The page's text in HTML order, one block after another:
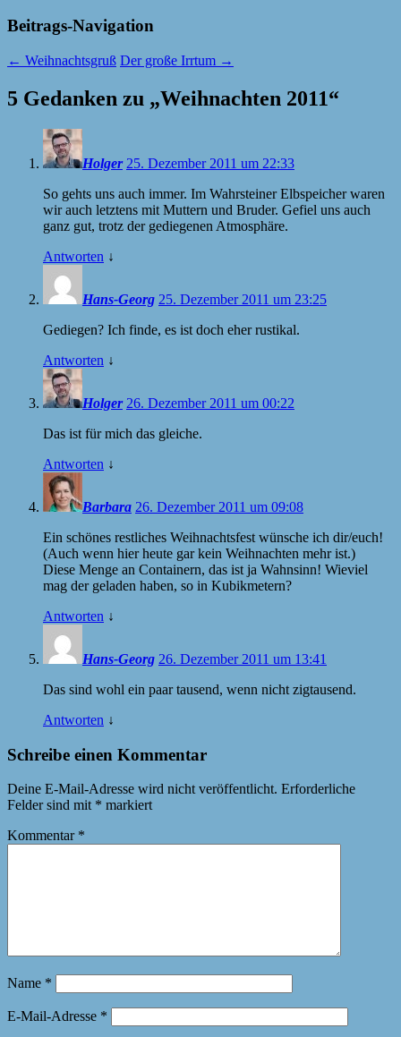
Beitrags-Navigation
← Weihnachtsgruß Der große Irrtum →
5 Gedanken zu „Weihnachten 2011“
Holger 25. Dezember 2011 um 22:33
So gehts uns auch immer. Im Wahrsteiner Elbspeicher waren
wir auch letztens mit Muttern und Bruder. Gefiel uns auch
ganz gut, trotz der gediegenen Atmosphäre.
Antworten ↓
Hans-Georg 25. Dezember 2011 um 23:25
Gediegen? Ich finde, es ist doch eher rustikal.
Antworten ↓
Holger 26. Dezember 2011 um 00:22
Das ist für mich das gleiche.
Antworten ↓
Barbara 26. Dezember 2011 um 09:08
Ein schönes restliches Weihnachtsfest wünsche ich dir/euch!
(Auch wenn hier heute gar kein Weihnachten mehr ist.)
Diese Menge an Containern, das ist ja Wahnsinn! Wieviel
mag der geladen haben, so in Kubikmetern?
Antworten ↓
Hans-Georg 26. Dezember 2011 um 13:41
Das sind wohl ein paar tausend, wenn nicht zigtausend.
Antworten ↓
Schreibe einen Kommentar
Deine E-Mail-Adresse wird nicht veröffentlicht. Erforderliche
Felder sind mit * markiert
Kommentar *
Name *
E-Mail-Adresse *